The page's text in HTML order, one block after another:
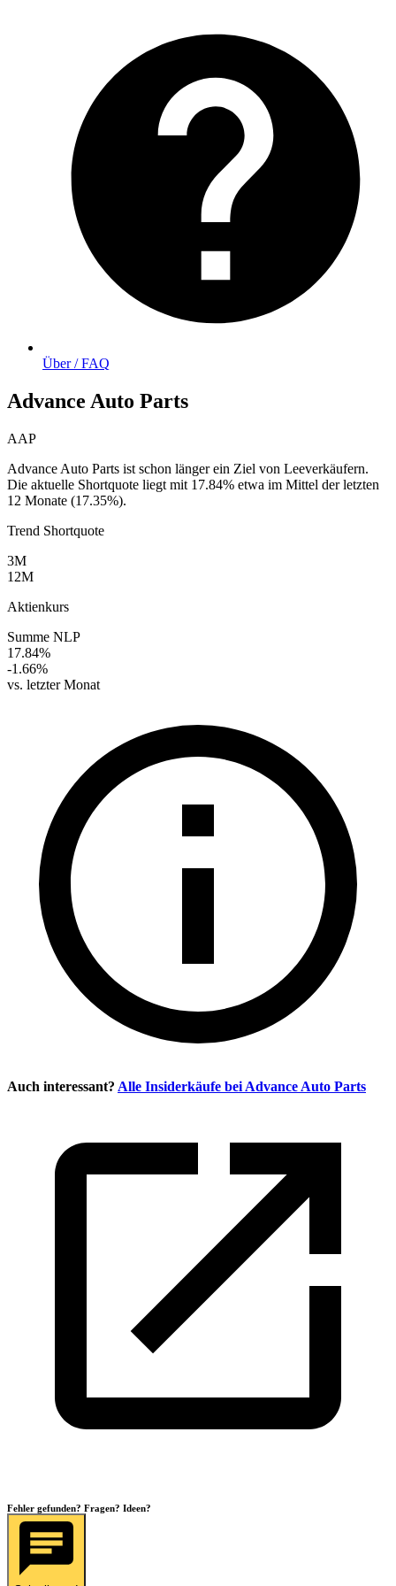
Über / FAQ
Advance Auto Parts
AAP
Advance Auto Parts ist schon länger ein Ziel von Leeverkäufern.
Die aktuelle Shortquote liegt mit 17.84% etwa im Mittel der letzten
12 Monate (17.35%).
Trend Shortquote
3M
12M
Aktienkurs
Summe NLP
17.84%
-1.66%
vs. letzter Monat
Auch interessant? Alle Insiderkäufe bei Advance Auto Parts
Fehler gefunden? Fragen? Ideen?